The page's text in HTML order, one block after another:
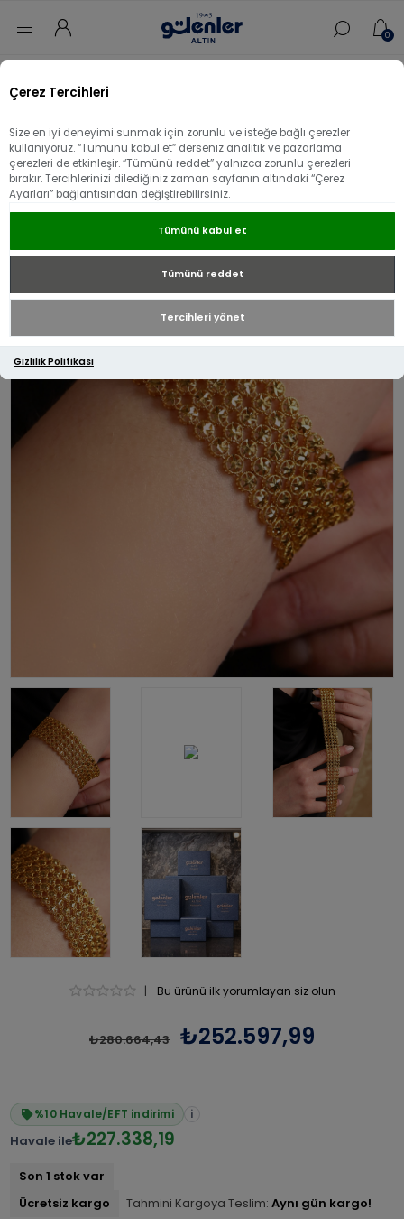
Çerez Tercihleri
Size en iyi deneyimi sunmak için zorunlu ve isteğe bağlı çerezler
kullanıyoruz. “Tümünü kabul et” derseniz analitik ve pazarlama
çerezleri de etkinleşir. “Tümünü reddet” yalnızca zorunlu çerezleri
bırakır. Tercihlerinizi dilediğiniz zaman sayfanın altındaki “Çerez
Ayarları” bağlantısından değiştirebilirsiniz.
Tümünü kabul et
Tümünü reddet
Tercihleri yönet
Gizlilik Politikası
0
22 Ayar Altın 5 Sıra Tül Bileklik
| Bu ürünü ilk yorumlayan siz olun
₺280.664,43 ₺252.597,99
%10 Havale/EFT indirimi i
Havale ile₺227.338,19
Son 1 stok var
Ücretsiz kargo
Tahmini Kargoya Teslim: Aynı gün kargo!